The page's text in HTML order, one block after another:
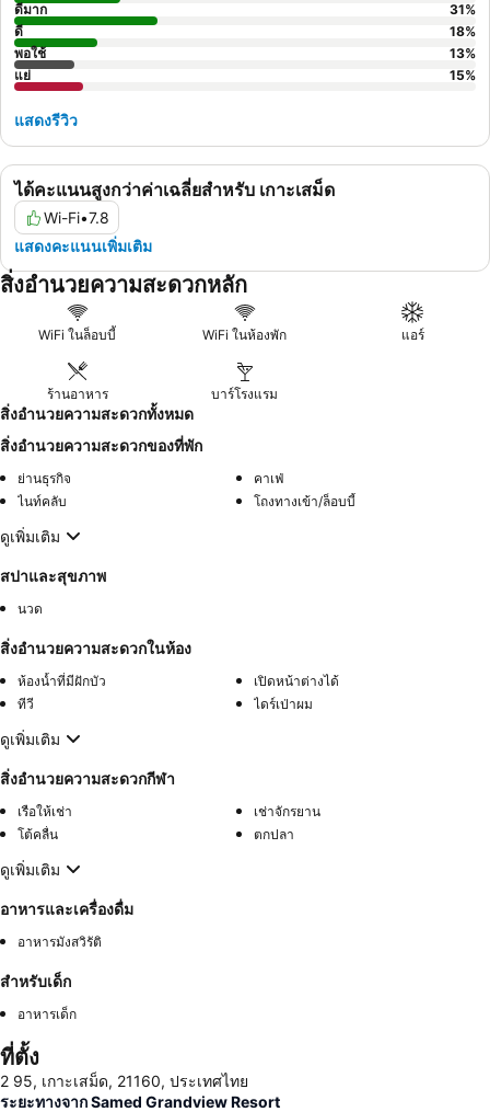
ได้คะแนนสูงกว่าค่าเฉลี่ยสำหรับ เกาะเสม็ด
Wi-Fi•7.8
แสดงคะแนนเพิ่มเติม
ดีมาก
31%
ดี
18%
พอใช้
13%
แย่
15%
แสดงรีวิว
สิ่งอำนวยความสะดวกหลัก
WiFi ในล็อบบี้ WiFi ในห้องพัก แอร์
ร้านอาหาร บาร์โรงแรม
สิ่งอำนวยความสะดวกทั้งหมด
สิ่งอำนวยความสะดวกของที่พัก
ย่านธุรกิจ
คาเฟ่
ไนท์คลับ
โถงทางเข้า/ล็อบบี้
ดูเพิ่มเติม
สปาและสุขภาพ
นวด
สิ่งอำนวยความสะดวกในห้อง
ห้องน้ำที่มีฝักบัว
เปิดหน้าต่างได้
ทีวี
ไดร์เป่าผม
ดูเพิ่มเติม
สิ่งอำนวยความสะดวกกีฬา
เรือให้เช่า
เช่าจักรยาน
โต้คลื่น
ตกปลา
ดูเพิ่มเติม
อาหารและเครื่องดื่ม
อาหารมังสวิรัติ
สำหรับเด็ก
อาหารเด็ก
ที่ตั้ง
2 95, เกาะเสม็ด, 21160, ประเทศไทย
ระยะทางจาก Samed Grandview Resort